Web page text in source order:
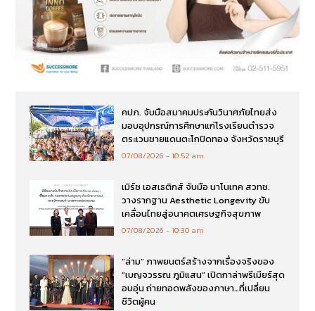
คปภ. จับมือสมาคมประกันวินาศภัยไทยส่ง
มอบอุปกรณ์การศึกษาแก่โรงเรียนตำรวจ
ตระเวนชายแดนตะโกปิดทอง จังหวัดราชบุรี
07/08/2026 10:52 am
เมิร์ซ เอสเธติกส์ จับมือ นาโนเทค สวทช.
วางรากฐาน Aesthetic Longevity ขับ
เคลื่อนไทยสู่อนาคตเศรษฐกิจสุขภาพ
07/08/2026 10:30 am
“ล่าม” ภาพยนตร์สร้างจากเรื่องจริงของ
“เบญจวรรณ ภูมิแสน” เปิดกาล่าพรีเมียร์สุด
อบอุ่น ถ่ายทอดพลังของภาษา…ที่เปลี่ยน
ชีวิตผู้คน